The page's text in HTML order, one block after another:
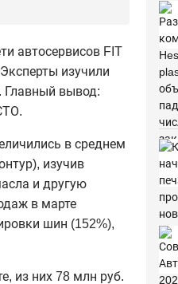
автосервисов FIT
изучили
Главный вывод:
в среднем
изучив
и другую
в марте
шин (152%),
из них 78 млн руб.